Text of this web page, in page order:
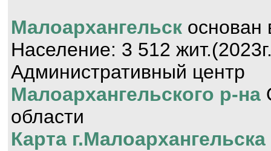
Малоархангельск основан
Население: 3 512
Административный центр
Малоархангельского р-на
области
Карта г.Малоархангельска